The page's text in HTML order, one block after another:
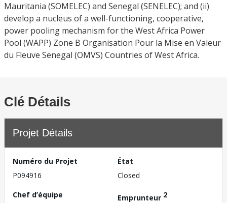
Mauritania (SOMELEC) and Senegal (SENELEC); and (ii)
develop a nucleus of a well-functioning, cooperative,
power pooling mechanism for the West Africa Power
Pool (WAPP) Zone B Organisation Pour la Mise en Valeur
du Fleuve Senegal (OMVS) Countries of West Africa.
Clé Détails
Projet Détails
Numéro du Projet
P094916
État
Closed
Chef d’équipe
Emprunteur 2